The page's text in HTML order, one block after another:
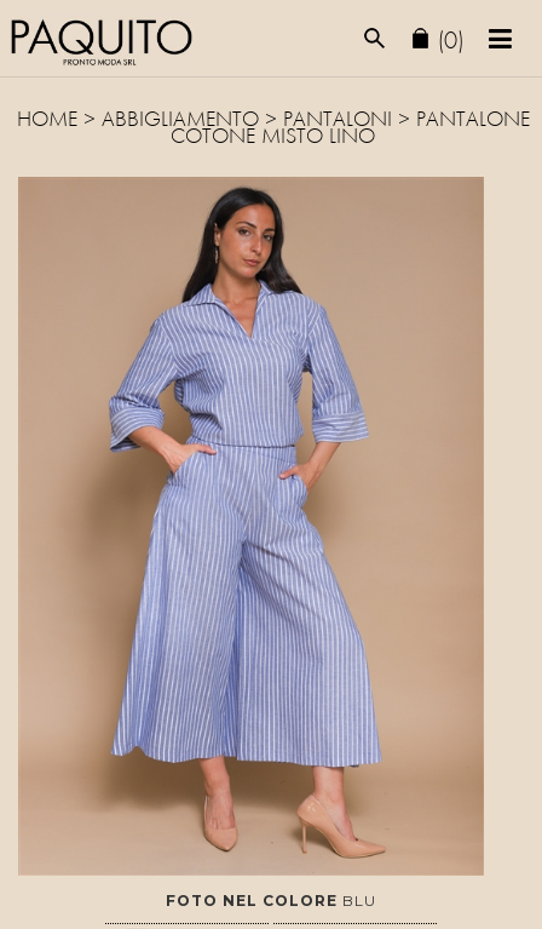
(0)
HOME > ABBIGLIAMENTO> PANTALONI
> PANTALONE
COTONE MISTO LINO
FOTO NEL COLORE BLU